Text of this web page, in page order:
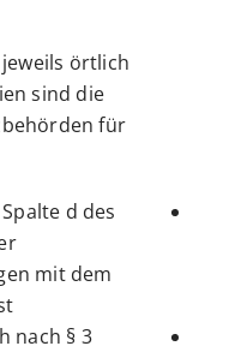
jeweils örtlich
sind die
für
d des
mit dem
nach § 3